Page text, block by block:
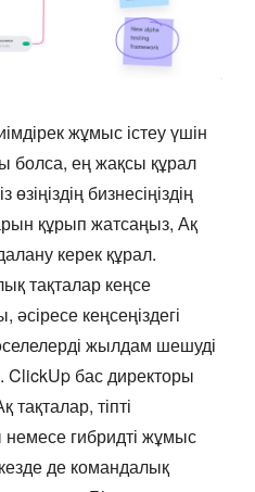
жұмыс істеу үшін
болса, ең жақсы құрал
бизнесіңіздің
құрып жатсаңыз, Ақ
керек құрал.
тақталар кеңсе
кеңсеңіздегі
жылдам шешуді
ClickUp бас директоры
тіпті
гибридті жұмыс
де командалық